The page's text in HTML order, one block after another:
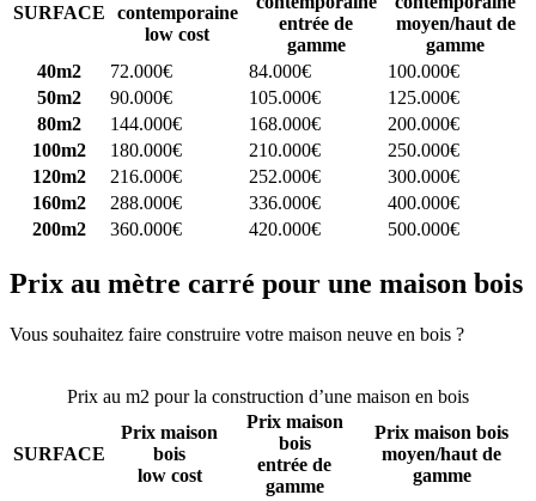
SURFACE
contemporaine
low cost
entrée de
gamme
moyen/haut de
gamme
40m2
72.000€ 84.000€
100.000€
50m2
90.000€ 105.000€
125.000€
80m2
144.000€ 168.000€
200.000€
100m2
180.000€ 210.000€
250.000€
120m2
216.000€ 252.000€
300.000€
160m2
288.000€ 336.000€
400.000€
200m2
360.000€ 420.000€ 500.000€
Prix au mètre carré pour une maison bois
Vous souhaitez faire construire votre maison neuve en bois ?
Prix au m2 pour la construction d’une maison en bois
SURFACE
Prix maison
bois
low cost
Prix maison
bois
entrée de
gamme
Prix maison bois
moyen/haut de
gamme